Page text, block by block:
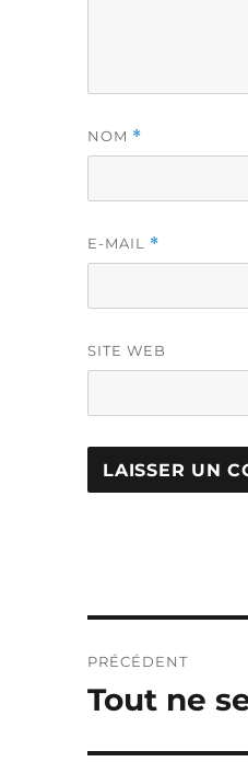
NOM *
E-MAIL *
SITE WEB
de
PRÉCÉDENT
Publication
Tout ne